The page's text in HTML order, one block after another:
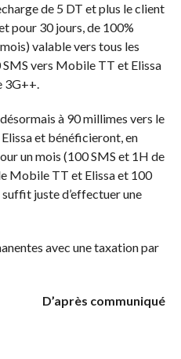
de 5 DT et plus le client
pour 30 jours, de 100%
valable vers tous les
vers Mobile TT et Elissa
3G++.
à 90 millimes vers le
et bénéficieront, en
un mois (100 SMS et 1H de
Mobile TT et Elissa et 100
juste d’effectuer une
avec une taxation par
D’après communiqué